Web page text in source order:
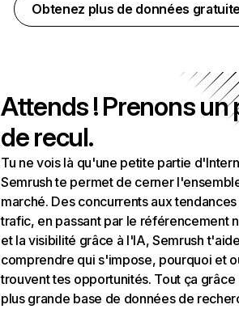
Obtenez plus de données
Attends ! Prenons un
de recul.
Tu ne vois là qu'une petite partie
Semrush te permet de cerner
marché. Des concurrents aux
trafic, en passant par le référencement
et la visibilité grâce à l'IA, Semrush
comprendre qui s'impose, pourquoi et
trouvent tes opportunités. Tout ça grâce
plus grande base de données de